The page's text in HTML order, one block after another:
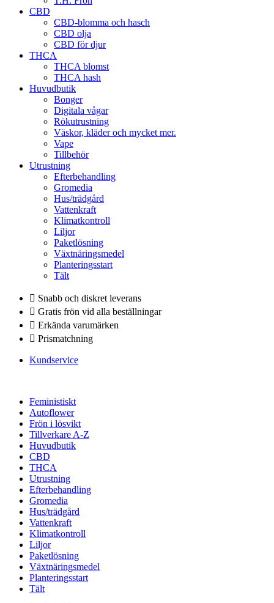
CBD
CBD-blomma och hasch
CBD olja
CBD för djur
THCA
THCA blomst
THCA hash
Huvudbutik
Bonger
Digitala vågar
Rökutrustning
Väskor, kläder och mycket mer.
Vape
Tillbehör
Utrustning
Efterbehandling
Gromedia
Hus/trädgård
Vattenkraft
Klimatkontroll
Liljor
Paketlösning
Växtnäringsmedel
Planteringsstart
Tält
Snabb och diskret leverans
Gratis frön vid alla beställningar
Erkända varumärken
Prismatchning
Kundservice
Feministiskt
Autoflower
Frön i lösvikt
Tillverkare A-Z
Huvudbutik
CBD
THCA
Utrustning
Efterbehandling
Gromedia
Hus/trädgård
Vattenkraft
Klimatkontroll
Liljor
Paketlösning
Växtnäringsmedel
Planteringsstart
Tält